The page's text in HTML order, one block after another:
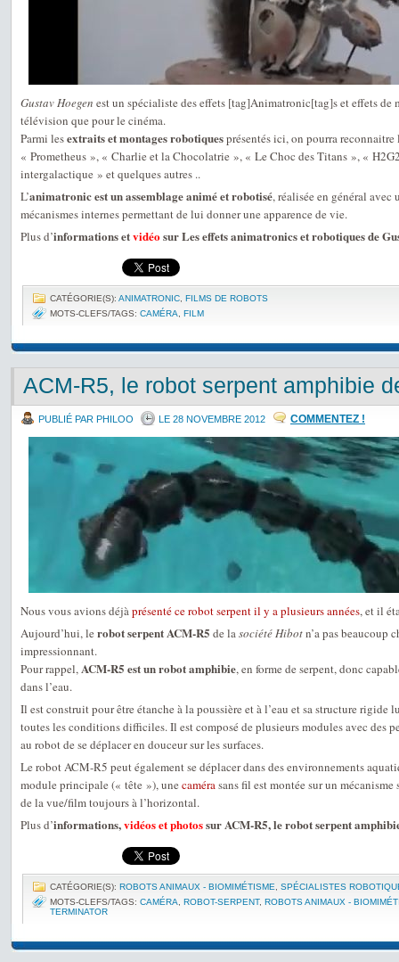
Gustav Hoegen est un spécialiste des effets [tag]Animatronic[tag]s et effets
télévision que pour le cinéma.
Parmi lesextraits et montages robotiquesprésentés ici, on pourra
« Prometheus », « Charlie et la Chocolatrie », « Le Choc des Titans », «
intergalactique » et quelques autres ..
L’animatronic est un assemblage animé et robotisé, réalisée en général avec
mécanismes internes permettant de lui donner une apparence de vie.
Plus d’informations etvidéosur Les effets animatronics et robotiques de
CATÉGORIE(S): ANIMATRONIC FILMS DE ROBOTS
MOTS-CLEFS/TAGS: CAMÉRA FILM
ACM-R5, le robot serpent amphibie
PUBLIÉ PAR PHILOO LE 28 NOVEMBRE 2012 COMMENTEZ !
Nous vous avions déjàprésenté ce robot serpent il y a plusieurs années, et il
Aujourd’hui, le robot serpent ACM-R5 de lasociété Hibotn’a pas beaucoup
impressionnant.
Pour rappel,ACM-R5 est un robot amphibie, en forme de serpent, donc
dans l’eau.
Il est construit pour être étanche à la poussière et à l’eau et sa structure rigide
toutes les conditions difficiles. Il est composé de plusieurs modules avec des
au robot de se déplacer en douceur sur les surfaces.
Le robot ACM-R5 peut également se déplacer dans des environnements
module principale (« tête »), une camérasans fil est montée sur un
de la vue/film toujours à l’horizontal.
Plus d’informations,vidéos et photossur ACM-R5, le robot serpent
CATÉGORIE(S): ROBOTS ANIMAUX - BIOMIMÉTISME
SPÉCIALISTES
MOTS-CLEFS/TAGS: CAMÉRA ROBOT-SERPENT, ROBOTS ANIMAUX -
TERMINATOR